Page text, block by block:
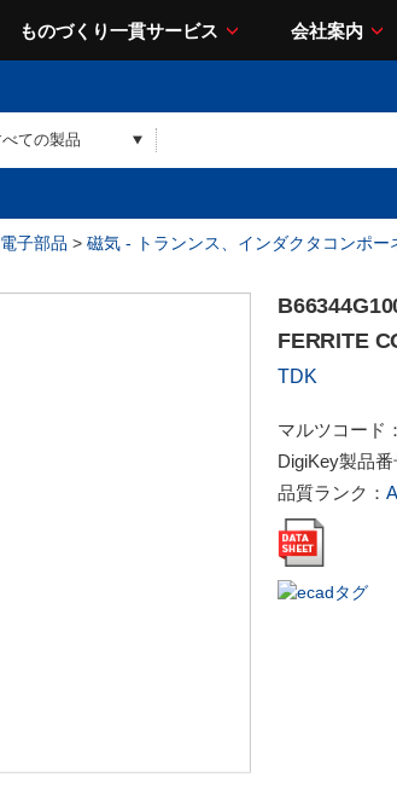
ものづくり一貫サービス 会社案内
電子部品 > 磁気 - トランンス、インダクタコンポー
FERRITE
TDK
マルツコード：
DigiKey製品番
品質ランク：